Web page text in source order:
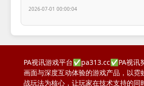
2026-07-01 00:00:04
PA视讯游戏平台✅pa313.cc✅PA视讯
画面与深度互动体验的游戏产品，以霓
战玩法为核心，让玩家在技术支持的同